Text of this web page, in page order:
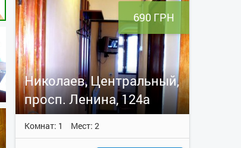
690 ГРН
Николаев, Центральный,
просп. Ленина, 124а
Комнат: 1 Мест: 2